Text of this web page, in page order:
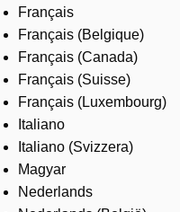
Français
Français (Belgique)
Français (Canada)
Français (Suisse)
Français (Luxembourg)
Italiano
Italiano (Svizzera)
Magyar
Nederlands